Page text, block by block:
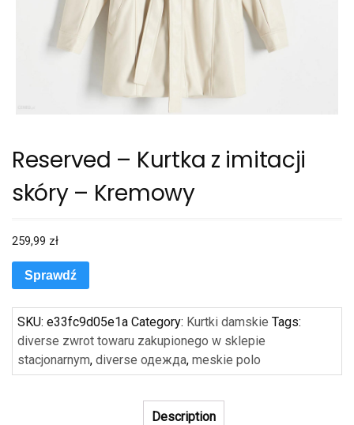
Reserved – Kurtka z imitacji
skóry – Kremowy
259,99 zł
Sprawdź
SKU: e33fc9d05e1a Category: Kurtki damskie Tags:
diverse zwrot towaru zakupionego w sklepie
stacjonarnym, diverse одежда, meskie polo
Description